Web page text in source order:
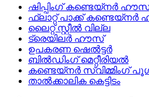
ഷിപ്പിംഗ് കണ്ടെയ്നർ
ഫ്ലാറ്റ് പാക്ക് കണ്ടെയ്നർ
ലൈറ്റ് സ്റ്റീൽ വില്ല
ട്രെയിലർ ഹൗസ്
ഉപകരണ ഷെൽട്ടർ
ബിൽഡിംഗ് മെറ്റീരിയൽ
കണ്ടെയ്നർ സ്വിമ്മിംഗ്
താൽക്കാലിക കെട്ടിടം